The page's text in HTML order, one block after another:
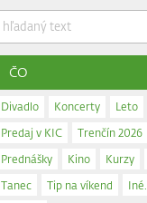
ČO
Divadlo Koncerty Leto
Predaj v KIC
Trenčín 2026
Prednášky
Kino Kurzy
Tanec
Tip na víkend Iné...